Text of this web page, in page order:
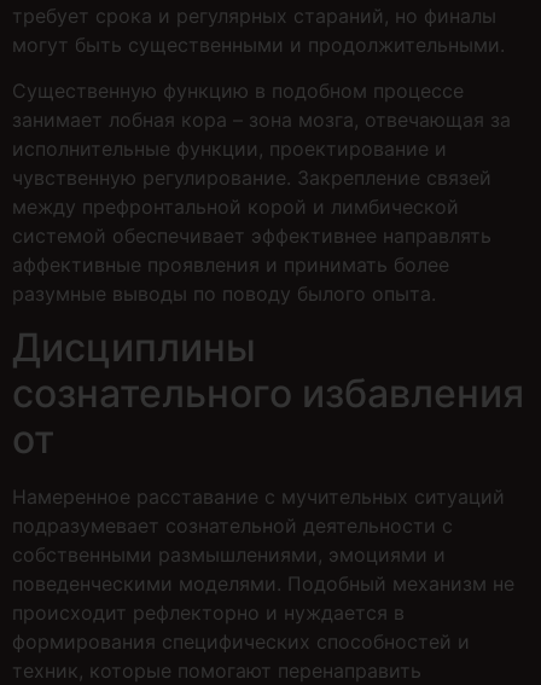
требует срока и регулярных стараний, но финалы
могут быть существенными и продолжительными.
Существенную функцию в подобном процессе
занимает лобная кора – зона мозга, отвечающая за
исполнительные функции, проектирование и
чувственную регулирование. Закрепление связей
между префронтальной корой и лимбической
системой обеспечивает эффективнее направлять
аффективные проявления и принимать более
разумные выводы по поводу былого опыта.
Дисциплины
сознательного избавления
от
Намеренное расставание с мучительных ситуаций
подразумевает сознательной деятельности с
собственными размышлениями, эмоциями и
поведенческими моделями. Подобный механизм не
происходит рефлекторно и нуждается в
формирования специфических способностей и
техник, которые помогают перенаправить